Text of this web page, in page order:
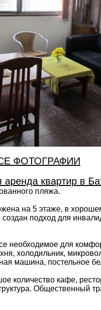
ФОТОГРАФИИ
аренда квартир в
пляжа.
на 5 этаже, в
подход для
необходимое для
холодильник,
машина, постельное
количество кафе,
Общественный